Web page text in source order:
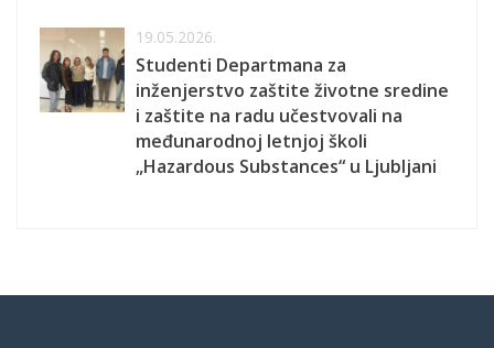
19.05.2026.
Studenti Departmana za
inženjerstvo zaštite životne sredine
i zaštite na radu učestvovali na
međunarodnoj letnjoj školi
„Hazardous Substances“ u Ljubljani